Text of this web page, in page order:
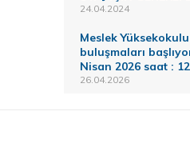
24.04.2024
Meslek
buluşmaları
Nisan 2026 saat :
26.04.2026